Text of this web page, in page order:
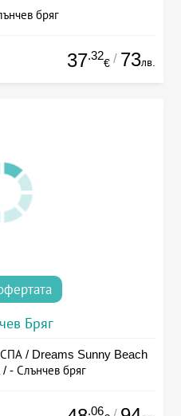
бряг
37.32
€ / 73лв.
Бряг
/ Dreams Sunny Beach
- Слънчев бряг
.06